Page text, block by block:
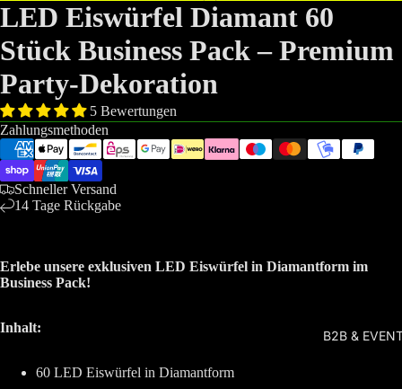
B2B &
LED Eiswürfel Diamant 60
Stück Business Pack – Premium
Party-Dekoration
5 Bewertungen
Zahlungsmethoden
Schneller Versand
14 Tage Rückgabe
Erlebe unsere exklusiven LED Eiswürfel in Diamantform im
Business Pack!
Inhalt:
60 LED Eiswürfel in Diamantform